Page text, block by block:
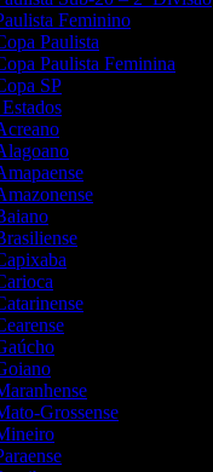
Feminino
Paulista
Paulista Feminina
SP
Grossense